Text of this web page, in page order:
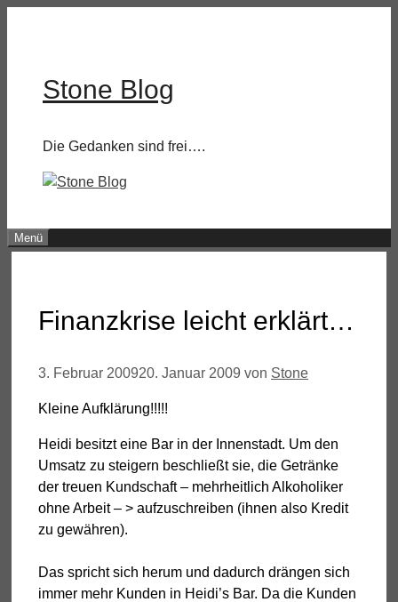
Stone Blog
Die Gedanken sind frei….
Menü
Finanzkrise leicht erklärt…
3. Februar 200920. Januar 2009 von Stone
Kleine Aufklärung!!!!!
Heidi besitzt eine Bar in der Innenstadt. Um den
Umsatz zu steigern beschließt sie, die Getränke
der treuen Kundschaft – mehrheitlich Alkoholiker
ohne Arbeit – > aufzuschreiben (ihnen also Kredit
zu gewähren).
Das spricht sich herum und dadurch drängen sich
immer mehr Kunden in Heidi’s Bar. Da die Kunden